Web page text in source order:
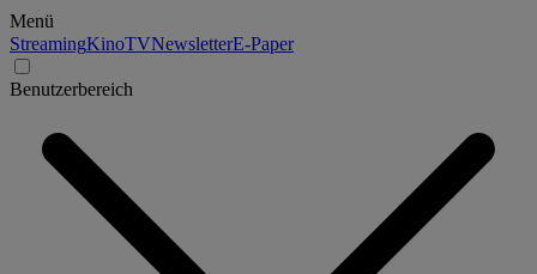
Menü
StreamingKinoTVNewsletterE-Paper
Benutzerbereich